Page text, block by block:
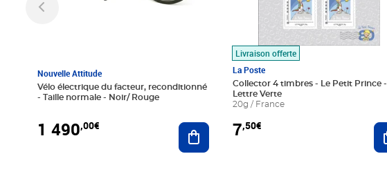
Nouvelle Attitude
Vélo électrique du facteur, reconditionné
- Taille normale - Noir/ Rouge
1 490,00€ Ajouter au panier
Livraison offerte
La Poste
Collector 4 timbres - Le Petit Prince -
Lettre Verte
20g / France
7,50€